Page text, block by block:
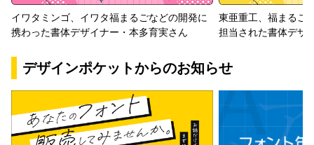
イワタミンゴ、イワタ福まるごなどの開発に
携わった書体デザイナー・本多育実さん
東亜重工、福まるご
担当された書体デザ
デザインポケットからのお知らせ